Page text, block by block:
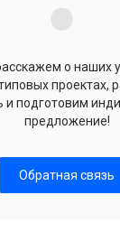
о наших
проектах,
и подготовим
предложение!
Обратная связь